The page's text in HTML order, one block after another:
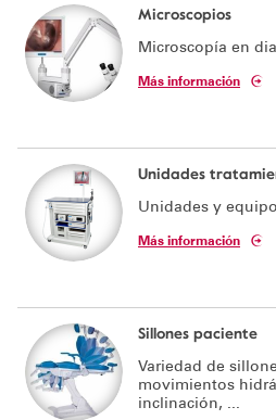
Equipos Endoscopia
Equipos Consulta médica
Solicita información
Soporte técnico
Microscopios
Microscopía en
Más información
Unidades
Unidades y
Más información
Sillones paciente
Variedad de
movimientos
inclinación, ...